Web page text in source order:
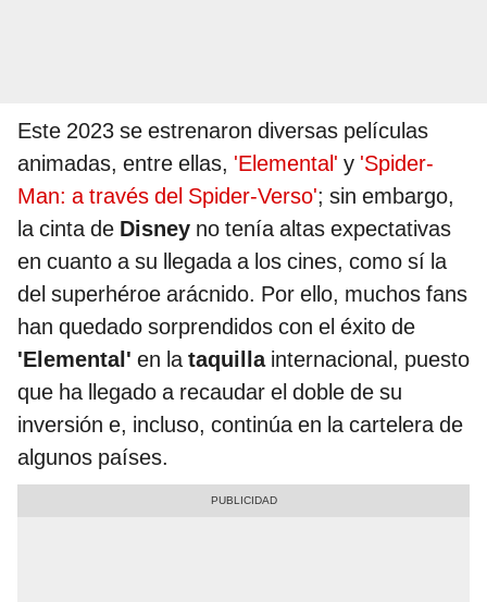
Este 2023 se estrenaron diversas películas
animadas, entre ellas, 'Elemental' y 'Spider-
Man: a través del Spider-Verso'; sin embargo,
la cinta de Disney no tenía altas expectativas
en cuanto a su llegada a los cines, como sí la
del superhéroe arácnido. Por ello, muchos fans
han quedado sorprendidos con el éxito de
'Elemental' en lataquillainternacional, puesto
que ha llegado a recaudar el doble de su
inversión e, incluso, continúa en la cartelera de
algunos países.